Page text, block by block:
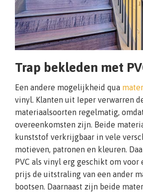
Trap bekleden met
Een andere mogelijkheid qua
vinyl. Klanten uit Ieper verwarren
materiaalsoorten regelmatig,
overeenkomsten zijn. Beide
kunststof verkrijgbaar in vele
motieven, patronen en kleuren.
PVC als vinyl erg geschikt om voor
prijs de uitstraling van een ander
bootsen. Daarnaast zijn beide